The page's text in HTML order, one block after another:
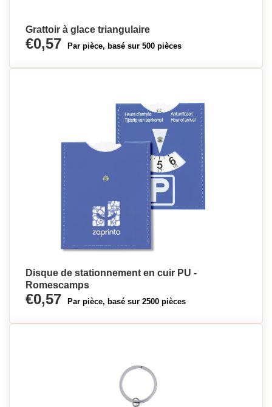
Grattoir à glace triangulaire
€0,57 Par pièce, basé sur 500 pièces
Disque de stationnement en cuir PU -
Romescamps
€0,57 Par pièce, basé sur 2500 pièces